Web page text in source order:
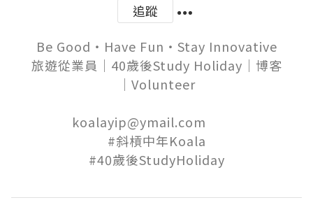
追蹤
Be Good‧Have Fun‧Stay Innovative
旅遊從業員│40歲後Study Holiday│博客
│Volunteer
koalayip@ymail.com
#斜槓中年Koala